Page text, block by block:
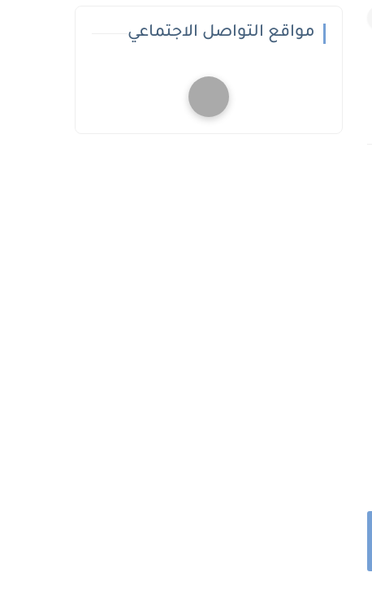
مواقع التواصل الاجتماعي